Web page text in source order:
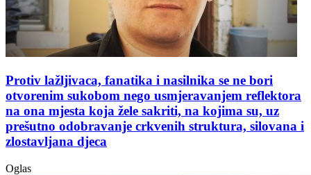
Protiv lažljivaca, fanatika i nasilnika se ne bori
otvorenim sukobom nego usmjeravanjem reflektora
na ona mjesta koja žele sakriti, na kojima su, uz
prešutno odobravanje crkvenih struktura, silovana i
zlostavljana djeca
Oglas